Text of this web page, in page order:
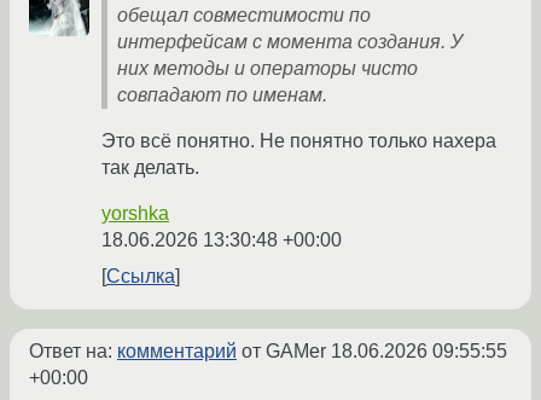
обещал совместимости по
интерфейсам с момента создания. У
них методы и операторы чисто
совпадают по именам.
Это всё понятно. Не понятно только нахера
так делать.
yorshka
18.06.2026 13:30:48 +00:00
Ссылка
Ответ на: комментарий от GAMer 18.06.2026 09:55:55
+00:00